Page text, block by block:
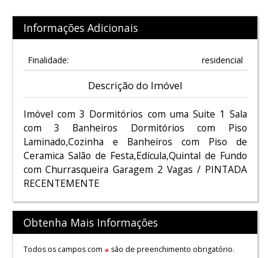
Informações Adicionais
Finalidade: residencial
Descrição do Imóvel
Imóvel com 3 Dormitórios com uma Suite 1 Sala
com 3 Banheiros Dormitórios com Piso
Laminado,Cozinha e Banheiros com Piso de
Ceramica Salão de Festa,Edícula,Quintal de Fundo
com Churrasqueira Garagem 2 Vagas / PINTADA
RECENTEMENTE
Obtenha Mais Informações
Todos os campos com *são de preenchimento obrigatório.